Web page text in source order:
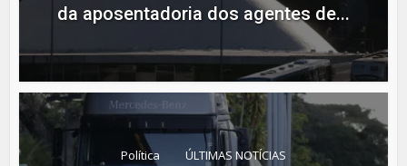
da aposentadoria dos agentes de...
Política ÚLTIMAS NOTÍCIAS